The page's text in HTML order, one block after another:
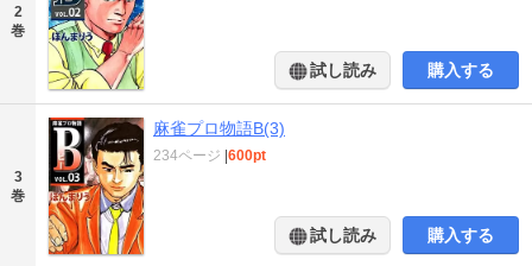
2
巻
試し読み 購入する
3
巻
麻雀プロ物語B(3)
234ページ |600pt
試し読み 購入する